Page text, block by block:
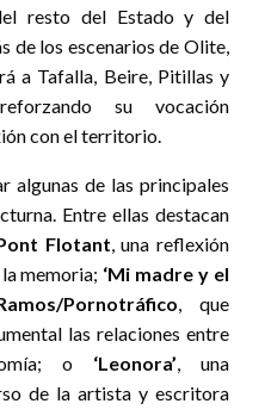
resto del Estado y del
de los escenarios de Olite,
a Tafalla, Beire, Pitillas y
su vocación
con el territorio.
algunas de las principales
Entre ellas destacan
Flotant, una reflexión
memoria; ‘Mi madre y el
Pornotráfico, que
las relaciones entre
o ‘Leonora’, una
de la artista y escritora